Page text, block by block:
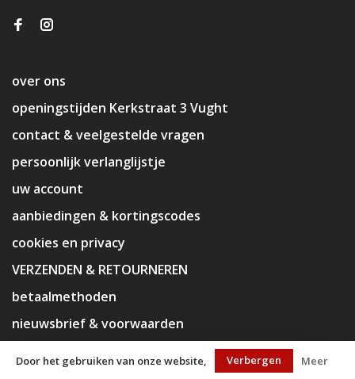
over ons
openingstijden Kerkstraat 3 Vught
contact & veelgestelde vragen
persoonlijk verlanglijstje
uw account
aanbiedingen & kortingscodes
cookies en privacy
VERZENDEN & RETOURNEREN
betaalmethoden
nieuwsbrief & voorwaarden
Door het gebruiken van onze website,
Verbergen
Meer